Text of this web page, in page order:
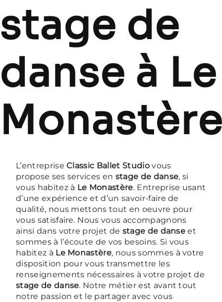
de
à Le
L’entrepriseClassic Ballet Studiovous
propose ses services en stage de danse, si
vous habitez à Le Monastère. Entreprise usant
d’une expérience et d’un savoir-faire de
qualité, nous mettons tout en oeuvre pour
vous satisfaire. Nous vous accompagnons
ainsi dans votre projet de stage de danse et
sommes à l’écoute de vos besoins. Si vous
habitez à Le Monastère, nous sommes à votre
disposition pour vous transmettre les
renseignements nécessaires à votre projet de
stage de danse. Notre métier est avant tout
notre passion et le partager avec vous